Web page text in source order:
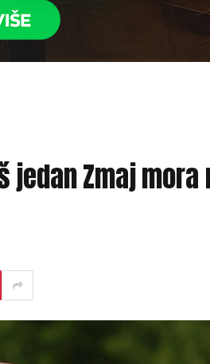
jedan Zmaj mora